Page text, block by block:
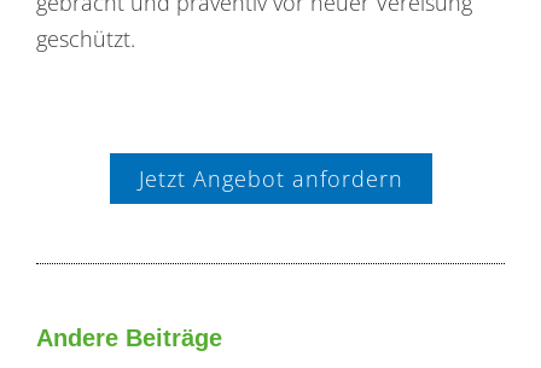
geschützt.
Jetzt Angebot anfordern
Andere Beiträge